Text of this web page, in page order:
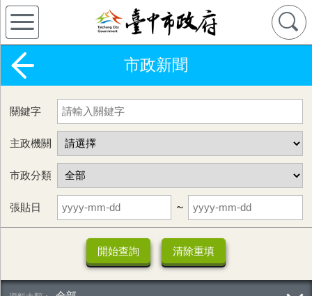
市政新聞
關鍵字
主政機關
市政分類
張貼日 ~